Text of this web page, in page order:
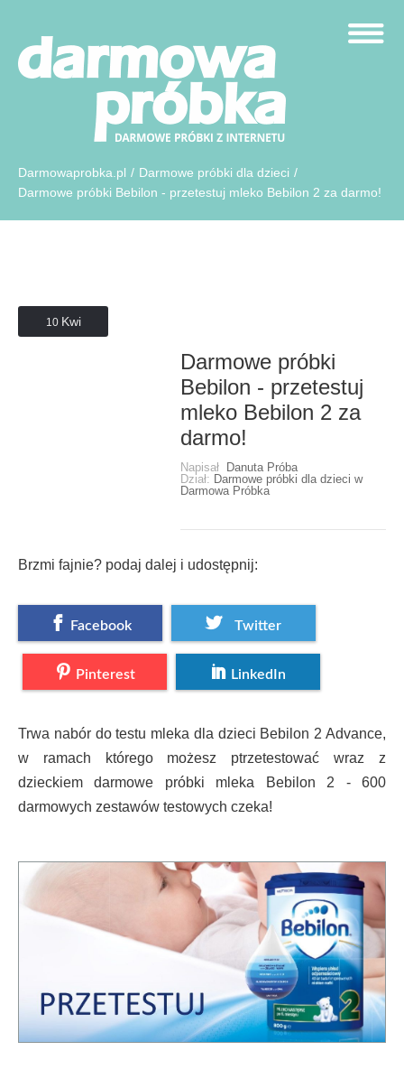
Darmowaprobka.pl / Darmowe próbki dla dzieci /
Darmowe próbki Bebilon - przetestuj mleko Bebilon 2 za darmo!
10 Kwi
Darmowe próbki
Bebilon - przetestuj
mleko Bebilon 2 za
darmo!
Napisał
Danuta Próba
Dział: Darmowe próbki dla dzieci w
Darmowa Próbka
Brzmi fajnie? podaj dalej i udostępnij:
Facebook Twitter
Pinterest LinkedIn
Trwa nabór do testu mleka dla dzieci Bebilon 2 Advance,
w ramach którego możesz ptrzetestować wraz z
dzieckiem darmowe próbki mleka Bebilon 2 - 600
darmowych zestawów testowych czeka!